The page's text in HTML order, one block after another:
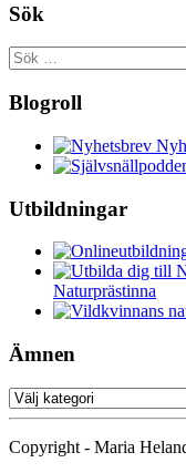
Sök
Sök
efter:
Blogroll
Utbildningar
Naturprästinna
Ämnen
Ämnen
Copyright - Maria